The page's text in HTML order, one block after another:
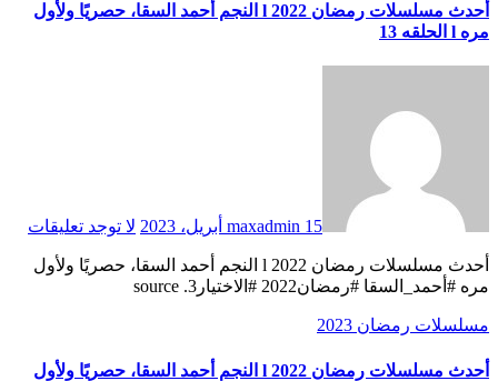
أحدث مسلسلات رمضان 2022 l النجم أحمد السقا، حصريًا ولأول
مره l الحلقه 13
maxadmin 15 أبريل، 2023 لا توجد تعليقات
مره #أحمد_السقا #رمضان2022 #الاختيار3. source
مسلسلات رمضان 2023
أحدث مسلسلات رمضان 2022 l النجم أحمد السقا، حصريًا ولأول